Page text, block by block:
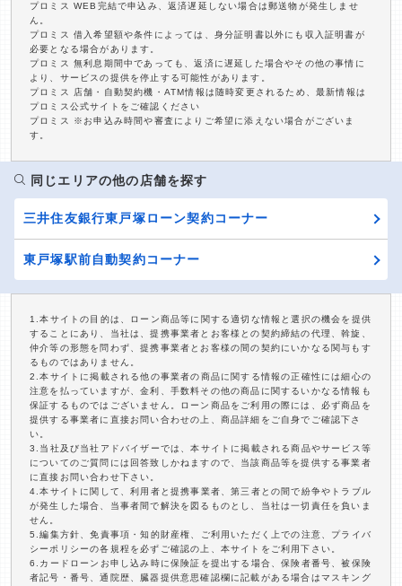
プロミス WEB完結で申込み、返済遅延しない場合は郵送物が発生しませ
ん。
プロミス 借入希望額や条件によっては、身分証明書以外にも収入証明書が
必要となる場合があります。
プロミス 無利息期間中であっても、返済に遅延した場合やその他の事情に
より、サービスの提供を停止する可能性があります。
プロミス 店舗・自動契約機・ATM情報は随時変更されるため、最新情報は
プロミス公式サイトをご確認ください
プロミス ※お申込み時間や審査によりご希望に添えない場合がございま
す。
同じエリアの他の店舗を探す
三井住友銀行東戸塚ローン契約コーナー
東戸塚駅前自動契約コーナー
1.本サイトの目的は、ローン商品等に関する適切な情報と選択の機会を提供
することにあり、当社は、提携事業者とお客様との契約締結の代理、斡旋、
仲介等の形態を問わず、提携事業者とお客様の間の契約にいかなる関与もす
るものではありません。
2.本サイトに掲載される他の事業者の商品に関する情報の正確性には細心の
注意を払っていますが、金利、手数料その他の商品に関するいかなる情報も
保証するものではございません。ローン商品をご利用の際には、必ず商品を
提供する事業者に直接お問い合わせの上、商品詳細をご自身でご確認下さ
い。
3.当社及び当社アドバイザーでは、本サイトに掲載される商品やサービス等
についてのご質問には回答致しかねますので、当該商品等を提供する事業者
に直接お問い合わせ下さい。
4.本サイトに関して、利用者と提携事業者、第三者との間で紛争やトラブル
が発生した場合、当事者間で解決を図るものとし、当社は一切責任を負いま
せん。
5.編集方針、免責事項・知的財産権、ご利用いただく上での注意、プライバ
シーポリシーの各規程を必ずご確認の上、本サイトをご利用下さい。
6.カードローンお申し込み時に保険証を提出する場合、保険者番号、被保険
者記号・番号、通院歴、臓器提供意思確認欄に記載がある場合はマスキング